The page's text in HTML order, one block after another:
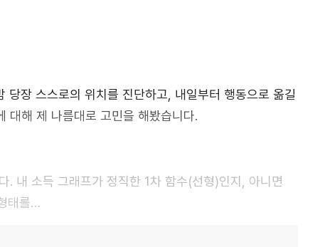
당장 스스로의 위치를 진단하고, 내일부터 행동으로 옮길
대해 제 나름대로 고민을 해봤습니다.
. 내 소득 그래프가 정직한 1차 함수(선형)인지, 아니면
태를…